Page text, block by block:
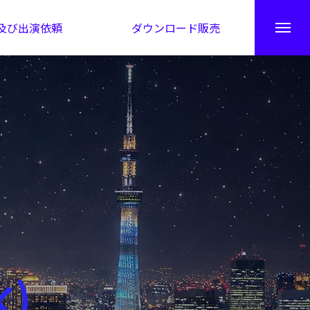
び出演依頼 ダウンロード販売
秘伝公開！吉凶カレンダー